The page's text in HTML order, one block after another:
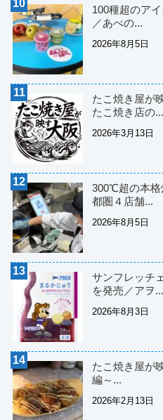
100種超のア
／あべの...
2026年8月5日
たこ焼き屋が
たこ焼き店の...
2026年3月13日
300℃超の本格
都圏４店舗...
2026年8月5日
サンフレッチ
を発売／アヲ...
2026年8月3日
たこ焼き屋
編～...
2026年2月13日